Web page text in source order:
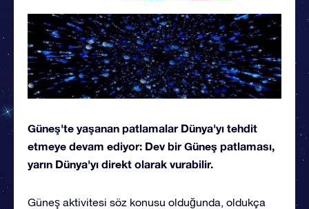
Güneş'te yaşanan patlamalar Dünya'yı tehdit
etmeye devam ediyor: Dev bir Güneş patlaması,
yarın Dünya'yı direkt olarak vurabilir.
Güneş aktivitesi söz konusu olduğunda, oldukça